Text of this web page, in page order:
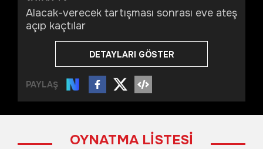
Alacak-verecek tartışması sonrası eve ateş
açıp kaçtılar
DETAYLARI GÖSTER
PAYLAŞ
OYNATMA LİSTESİ